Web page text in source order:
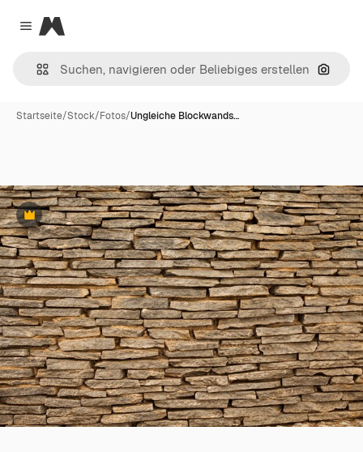
Close menu
Magnific
Nach
Startseite/Stock/Fotos/Ungleiche Blockwands…
Premium